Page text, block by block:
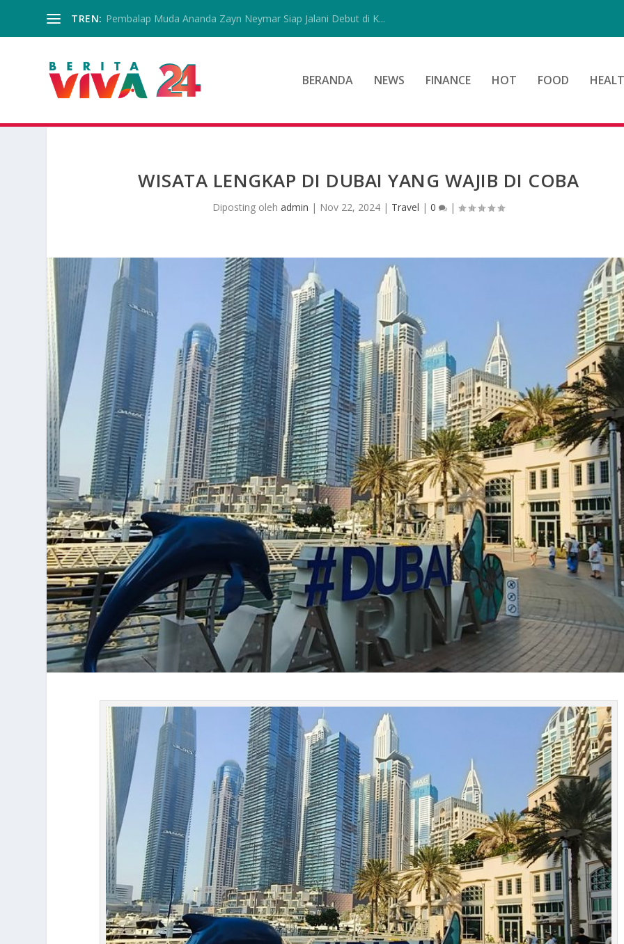
TREN: Pembalap Muda Ananda Zayn Neymar Siap Jalani Debut di K...
BERANDA NEWS FINANCE HOT FOOD
WISATA LENGKAP DI DUBAI YANG WAJIB DI COBA
Diposting olehadmin | Nov 22, 2024 | Travel |0 |